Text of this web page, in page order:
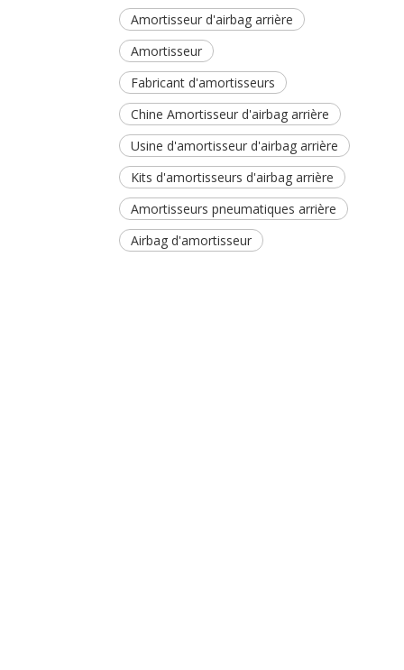
Amortisseur d'airbag arrière
Amortisseur
Fabricant d'amortisseurs
Chine Amortisseur d'airbag arrière
Usine d'amortisseur d'airbag arrière
Kits d'amortisseurs d'airbag arrière
Amortisseurs pneumatiques arrière
Airbag d'amortisseur